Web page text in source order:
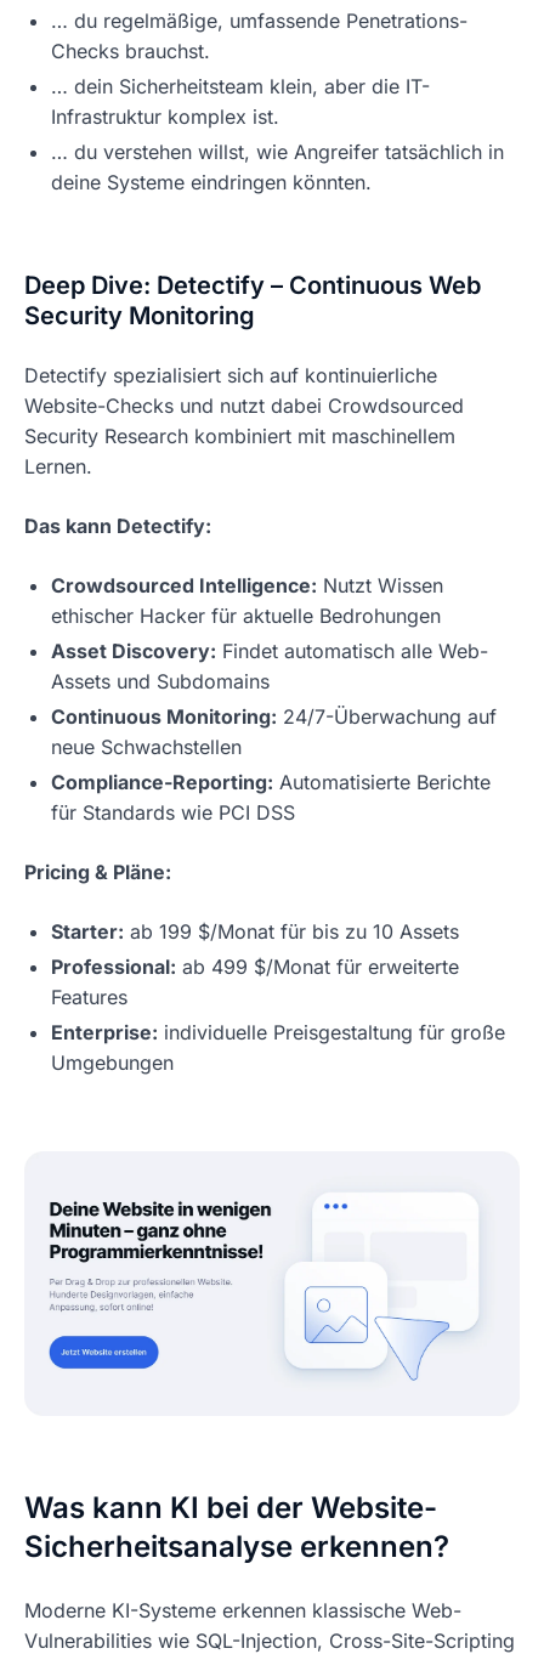
… du regelmäßige, umfassende Penetrations-
Checks brauchst.
… dein Sicherheitsteam klein, aber die IT-
Infrastruktur komplex ist.
… du verstehen willst, wie Angreifer tatsächlich in
deine Systeme eindringen könnten.
Deep Dive: Detectify – Continuous Web
Security Monitoring
Detectify spezialisiert sich auf kontinuierliche
Website-Checks und nutzt dabei Crowdsourced
Security Research kombiniert mit maschinellem
Lernen.
Das kann Detectify:
Crowdsourced Intelligence: Nutzt Wissen
ethischer Hacker für aktuelle Bedrohungen
Asset Discovery: Findet automatisch alle Web-
Assets und Subdomains
Continuous Monitoring: 24/7-Überwachung auf
neue Schwachstellen
Compliance-Reporting: Automatisierte Berichte
für Standards wie PCI DSS
Pricing & Pläne:
Starter: ab 199 $/Monat für bis zu 10 Assets
Professional: ab 499 $/Monat für erweiterte
Features
Enterprise: individuelle Preisgestaltung für große
Umgebungen
Was kann KI bei der Website-
Sicherheitsanalyse erkennen?
Moderne KI-Systeme erkennen klassische Web-
Vulnerabilities wie SQL-Injection, Cross-Site-Scripting